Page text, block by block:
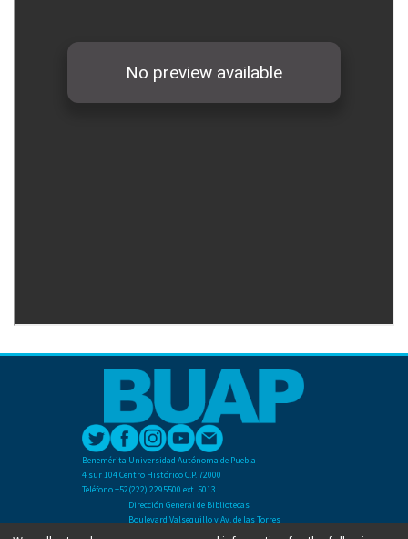
Benemérita Universidad Autónoma de Puebla
4 sur 104 Centro Histórico C.P. 72000
Teléfono +52(222) 2295500 ext. 5013
Dirección General de Bibliotecas
Boulevard Valsequillo y Av. de las Torres
Ciudad Universitaria. Col. San Manuel